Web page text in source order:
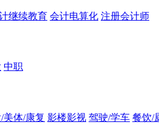
继续教育 会计电算化 注册会计师
中职
美体/康复 影楼影视 驾驶/学车 餐饮/